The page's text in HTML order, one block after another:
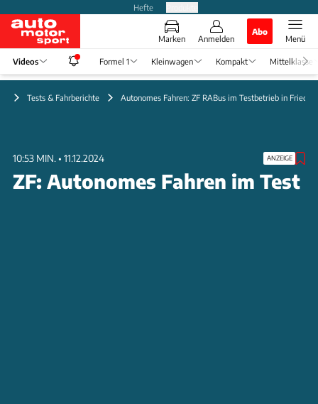
Hefte
Marken Anmelden
Abo
Menü
Videos Formel 1 Kleinwagen Kompakt Mittelklasse
Tests & Fahrberichte Autonomes Fahren: ZF RABus im Testbetrieb in
10:53 MIN. • 11.12.2024 ANZEIGE
ZF: Autonomes Fahren im Test